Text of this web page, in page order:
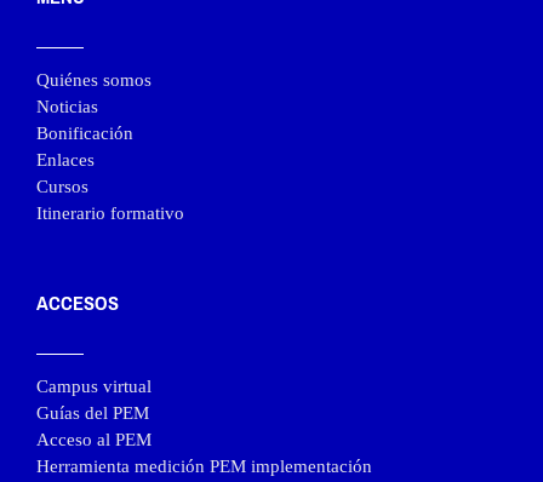
Quiénes somos
Noticias
Bonificación
Enlaces
Cursos
Itinerario formativo
ACCESOS
Campus virtual
Guías del PEM
Acceso al PEM
Herramienta medición PEM implementación